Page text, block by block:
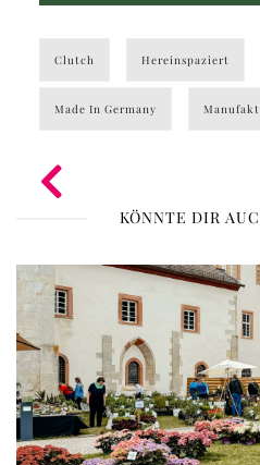
Clutch Hereinspaziert
Made In Germany
KÖNNTE DIR